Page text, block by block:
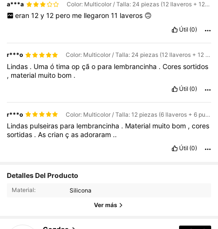
a***a Color: Multicolor / Talla: 24 piezas (12 llaveros + 12 pulseras)
eran 12 y 12 pero me llegaron 11 laveros 🙃
Útil (0)
r***o Color: Multicolor / Talla: 24 piezas (12 llaveros + 12 pulseras)
Lindas . Umaótimaopção para lembrancinha .Coressortidos
, material muito bom .
Útil (0)
r***o Color: Multicolor / Talla: 12 piezas (6 llaveros + 6 pulseras)
Lindas pulseiras para lembrancinha . Material muito bom ,cores
sortidas .Ascriançasadoraram ..
Útil (0)
Detalles Del Producto
Material: Silicona
Ver más
4.83 14K Seguidores
14K Seguidores
14K Seguidores
4.83